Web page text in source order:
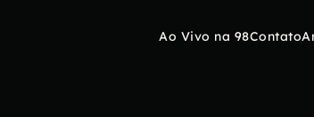
Ao Vivo na 98Contato